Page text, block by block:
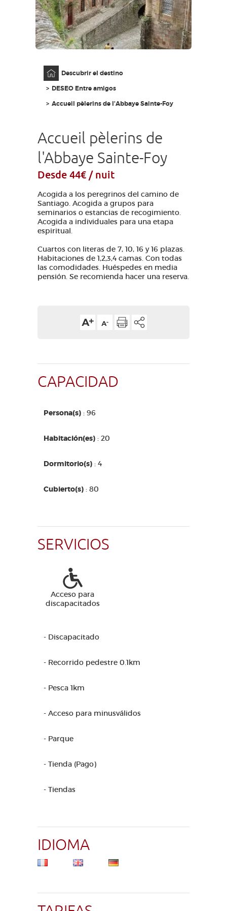
ES
Descubrir el destino
DESEO Entre amigos
Accueil pèlerins de l'Abbaye Sainte-Foy
Accueil pèlerins de
l'Abbaye Sainte-Foy
Desde 44€ / nuit
Acogida a los peregrinos del camino de
Santiago. Acogida a grupos para
seminarios o estancias de recogimiento.
Acogida a individuales para una etapa
espiritual.
Cuartos con literas de 7, 10, 16 y 16 plazas.
Habitaciones de 1,2,3,4 camas. Con todas
las comodidades. Huéspedes en media
pensión. Se recomienda hacer una reserva.
CAPACIDAD
Persona(s) : 96
Habitación(es) : 20
Dormitorio(s) : 4
Cubierto(s) : 80
SERVICIOS
Acceso para
discapacitados
- Discapacitado
- Recorrido pedestre 0.1km
- Pesca 1km
- Acceso para minusválidos
- Parque
- Tienda (Pago)
- Tiendas
IDIOMA